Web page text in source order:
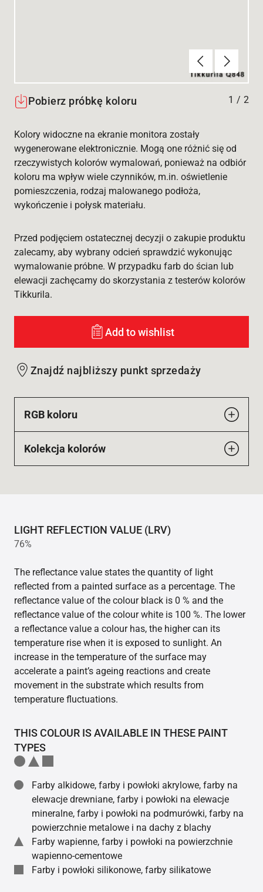
Poprzednie
Dalej
Pobierz próbkę koloru 1 / 2
Kolory widoczne na ekranie monitora zostały
wygenerowane elektronicznie. Mogą one różnić się od
rzeczywistych kolorów wymalowań, ponieważ na odbiór
koloru ma wpływ wiele czynników, m.in. oświetlenie
pomieszczenia, rodzaj malowanego podłoża,
wykończenie i połysk materiału.
Przed podjęciem ostatecznej decyzji o zakupie produktu
zalecamy, aby wybrany odcień sprawdzić wykonując
wymalowanie próbne. W przypadku farb do ścian lub
elewacji zachęcamy do skorzystania z testerów kolorów
Tikkurila.
Add to wishlist
Znajdź najbliższy punkt sprzedaży
RGB koloru
Kolekcja kolorów
LIGHT REFLECTION VALUE (LRV)
76%
The reflectance value states the quantity of light
reflected from a painted surface as a percentage. The
reflectance value of the colour black is 0 % and the
reflectance value of the colour white is 100 %. The lower
a reflectance value a colour has, the higher can its
temperature rise when it is exposed to sunlight. An
increase in the temperature of the surface may
accelerate a paint’s ageing reactions and create
movement in the substrate which results from
temperature fluctuations.
THIS COLOUR IS AVAILABLE IN THESE PAINT
TYPES
Farby alkidowe, farby i powłoki akrylowe, farby na
elewacje drewniane, farby i powłoki na elewacje
mineralne, farby i powłoki na podmurówki, farby na
powierzchnie metalowe i na dachy z blachy
Farby wapienne, farby i powłoki na powierzchnie
wapienno-cementowe
Farby i powłoki silikonowe, farby silikatowe